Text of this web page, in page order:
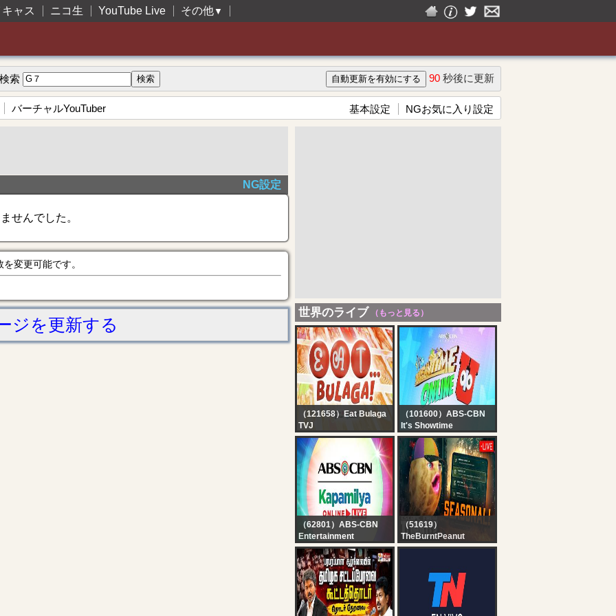
ャス ニコ生 YouTube Live その他▼
検索 90 秒後に更新
バーチャルYouTuber 基本設定 NGお気に入り設定
NG設定
せんでした。
変更可能です。
ジを更新する
世界のライブ （もっと見る）
（121658）Eat Bulaga
TVJ
EAT BULAGA LIVE |
TVJ ON TV5 | AUGUST
7, 2026
（101600）ABS-CBN
It's Showtime
Showtime Online U |
August 7, 2026
（62801）ABS-CBN
Entertainment
Kapamilya Online Live |
August 7, 2026
（51619）
TheBurntPeanut
?LIVE | TARKOV
HutchMF x GIMMICK |
THICC MEN
THURSDAY |
#BUNGULATE